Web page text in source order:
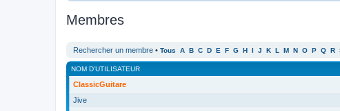
Membres
Rechercher un membre • Tous A B C D E F G H I J K L M N O P Q R
NOM D’UTILISATEUR
ClassicGuitare
Jive